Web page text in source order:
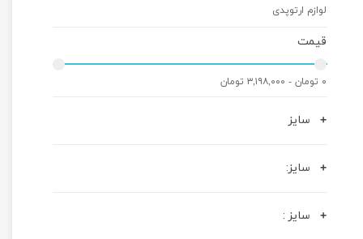
لوازم ارتوپدی
قیمت
۰ تومان - ۳,۱۹۸,۰۰۰ تومان
سایز
سایز:
سایز :